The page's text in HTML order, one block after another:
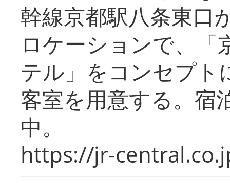
幹線京都駅八条東口
ロケーションで、「
テル」をコンセプト
客室を用意する。宿
中。
https://jr-